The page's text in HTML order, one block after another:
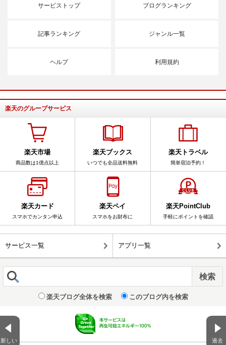
新しい 過去
サービストップ ブログランキング
記事ランキング ジャンル一覧
ヘルプ 利用規約
楽天のグループサービス
楽天市場
商品数は1億点以上
楽天ブックス
いつでも全品送料無料
楽天トラベル
簡単宿泊予約！
楽天カード
スマホでカンタン申込
楽天ペイ
スマホをお財布に
楽天PointClub
手軽にポイントを確認
サービス一覧 アプリ一覧
楽天ブログ全体を検索 このブログ内を検索